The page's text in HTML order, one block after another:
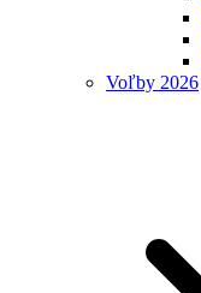
Voľby 2026